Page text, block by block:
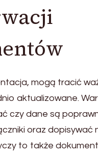
mogą tracić
aktualizowane.
czy dane są
oraz dopisywać
to także